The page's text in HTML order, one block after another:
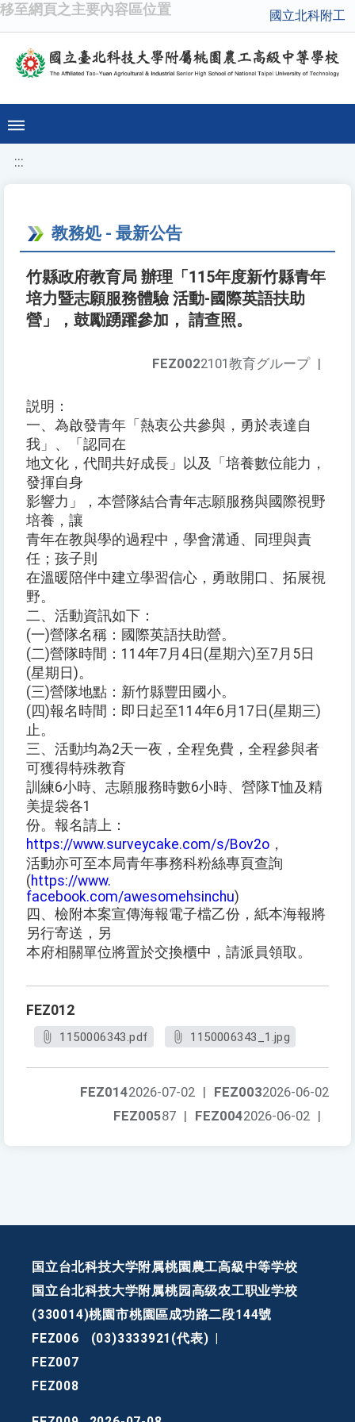
移至網頁之主要內容區位置 國立北科附工
:::
教務処 - 最新公告
竹縣政府教育局 辦理「115年度新竹縣青年
培力暨志願服務體驗 活動-國際英語扶助
營」，鼓勵踴躍參加， 請查照。
FEZ0022101教育グループ |
説明：
一、為啟發青年「熱衷公共參與，勇於表達自
我」、「認同在
地文化，代間共好成長」以及「培養數位能力，
發揮自身
影響力」，本營隊結合青年志願服務與國際視野
培養，讓
青年在教與學的過程中，學會溝通、同理與責
任；孩子則
在溫暖陪伴中建立學習信心，勇敢開口、拓展視
野。
二、活動資訊如下：
(一)營隊名稱：國際英語扶助營。
(二)營隊時間：114年7月4日(星期六)至7月5日
(星期日)。
(三)營隊地點：新竹縣豐田國小。
(四)報名時間：即日起至114年6月17日(星期三)
止。
三、活動均為2天一夜，全程免費，全程參與者
可獲得特殊教育
訓練6小時、志願服務時數6小時、營隊T恤及精
美提袋各1
份。報名請上：
https://www.surveycake.com/s/Bov2o ，
活動亦可至本局青年事務科粉絲專頁查詢
(https://www.
facebook.com/awesomehsinchu)
四、檢附本案宣傳海報電子檔乙份，紙本海報將
另行寄送，另
本府相關單位將置於交換櫃中，請派員領取。
FEZ012
1150006343.pdf 1150006343_1.jpg
FEZ0032026-06-02
FEZ0142026-07-02 |
FEZ0042026-06-02 |
FEZ00587 |
国立台北科技大学附属桃園農工高級中等学校
国立台北科技大学附属桃园高级农工职业学校
(330014)桃園市桃園區成功路二段144號
FEZ006
(03)3333921(代表)
FEZ007
FEZ008